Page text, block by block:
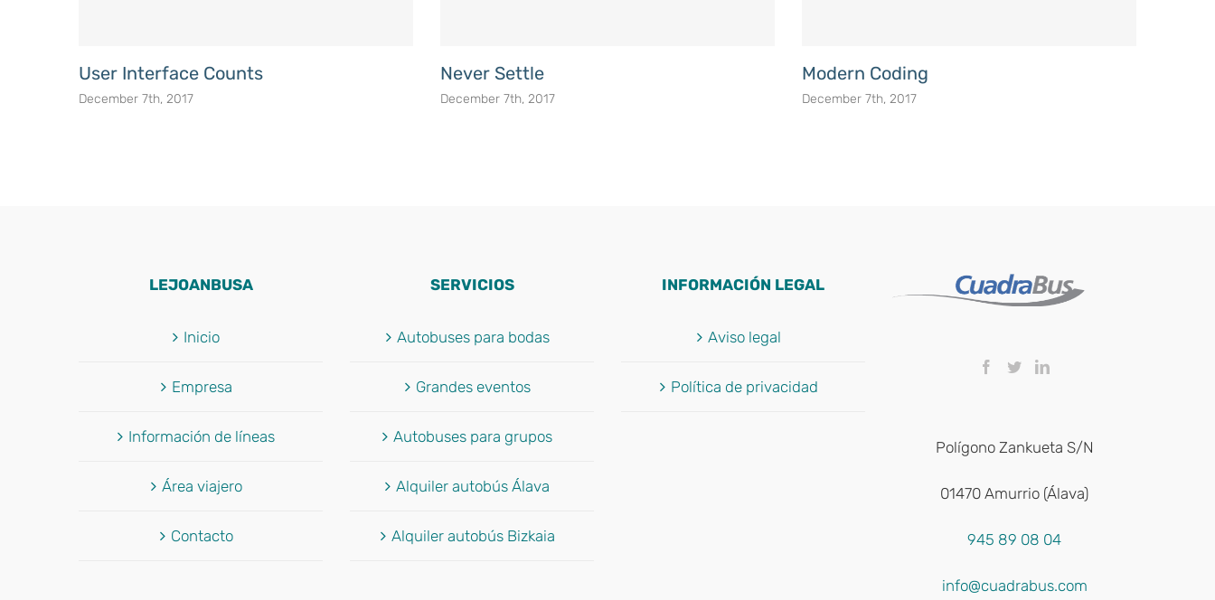
User Interface Counts
December 7th, 2017
Never Settle
December 7th, 2017
Modern Coding
December 7th, 2017
LEJOANBUSA
Inicio
Empresa
Información de líneas
Área viajero
Contacto
SERVICIOS
Autobuses para bodas
Grandes eventos
Autobuses para grupos
Alquiler autobús Álava
Alquiler autobús Bizkaia
INFORMACIÓN LEGAL
Aviso legal
Política de privacidad
Polígono Zankueta S/N
01470 Amurrio (Álava)
945 89 08 04
info@cuadrabus.com